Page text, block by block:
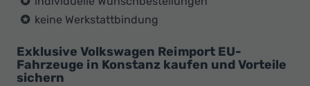
keine Werkstattbindung
Exklusive Volkswagen Reimport EU-
Fahrzeuge in Konstanz kaufen und Vorteile
sichern